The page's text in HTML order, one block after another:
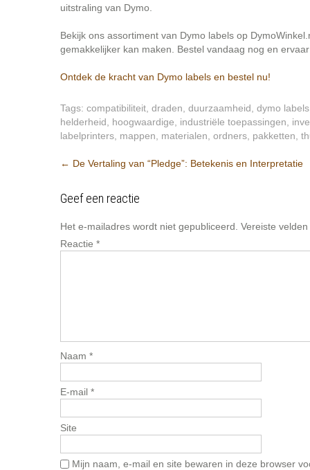
uitstraling van Dymo.
Bekijk ons assortiment van Dymo labels op
gemakkelijker kan maken. Bestel vandaag nog en
Ontdek de kracht van Dymo labels en bestel nu!
Tags: compatibiliteit draden duurzaamheid dymo labels
helderheid
hoogwaardige industriële toepassingen
labelprinters mappen materialen ordners pakketten
Berichtnavigatie
← De Vertaling van “Pledge”: Betekenis en Interpretatie
Geef een reactie
Het e-mailadres wordt niet gepubliceerd. Vereiste
Reactie *
Naam *
E-mail *
Site
Mijn naam, e-mail en site bewaren in deze browser